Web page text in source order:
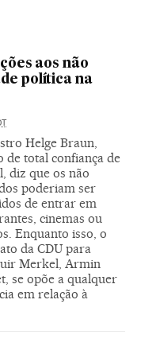
aos não
política na
Helge Braun,
de total confiança de
diz que os não
poderiam ser
de entrar em
cinemas ou
Enquanto isso, o
da CDU para
Merkel, Armin
se opõe a qualquer
em relação à